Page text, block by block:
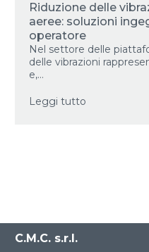
Riduzione delle
aeree: soluzioni
operatore
Nel settore delle
delle vibrazioni
e,...
Leggi tutto
C.M.C. s.r.l.